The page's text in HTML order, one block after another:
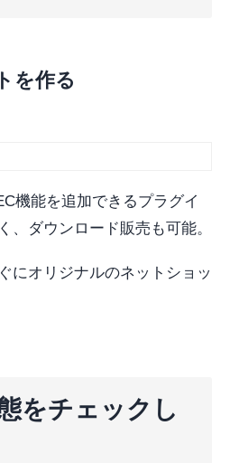
を作る
機能を追加できるプラグイ
、ダウンロード販売も可能。
にオリジナルのネットショッ
をチェックし